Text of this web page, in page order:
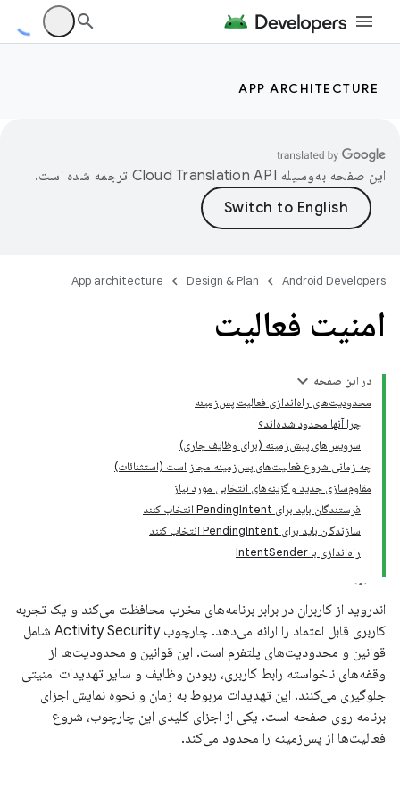
APP ARCHITECTURE
این صفحه به‌وسیله ترجمه شده است.
Android Developers
Design & Plan
App architecture
امنیت فعالیت
در این صفحه
محدودیت‌های راه‌اندازی فعالیت پس‌زمینه
چرا آنها محدود شده‌اند؟
سرویس‌های پیش‌زمینه (برای وظایف جاری)
چه زمانی شروع فعالیت‌های پس‌زمینه مجاز است (استثنائات)
مقاوم‌سازی جدید و گزینه‌های انتخابی مورد نیاز
فرستندگان باید برای PendingIntent انتخاب کنند
سازندگان باید برای PendingIntent انتخاب کنند
راه‌اندازی با IntentSender
اندروید از کاربران در برابر برنامه‌های مخرب محافظت می‌کند و یک تجربه
کاربری قابل اعتماد را ارائه می‌دهد. چارچوب Activity Security شامل
قوانین و محدودیت‌های پلتفرم است. این قوانین و محدودیت‌ها از
وقفه‌های ناخواسته رابط کاربری، ربودن وظایف و سایر تهدیدات امنیتی
جلوگیری می‌کنند. این تهدیدات مربوط به زمان و نحوه نمایش اجزای
برنامه روی صفحه است. یکی از اجزای کلیدی این چارچوب، شروع
فعالیت‌ها از پس‌زمینه را محدود می‌کند.